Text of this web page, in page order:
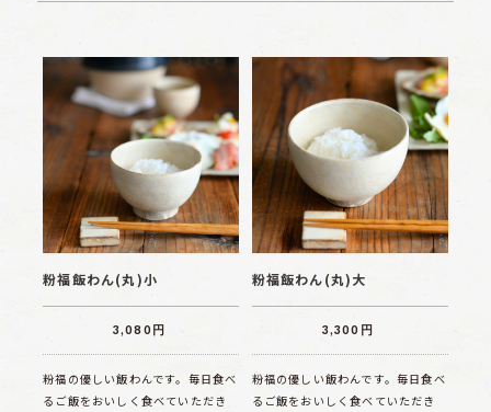
粉福飯わん(丸)小
3,080円
粉福の優しい飯わんです。毎日食べ
るご飯をおいしく食べていただき
粉福飯わん(丸)大
3,300円
粉福の優しい飯わんです。毎日食べ
るご飯をおいしく食べていただき